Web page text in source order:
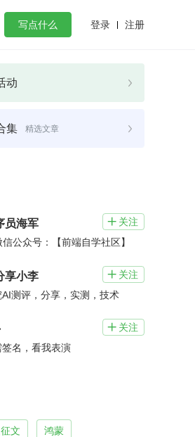
写点什么 登录 注册
动
集 精选文章
员海军  关注
信公众号：【前端自学社区】
享小李  关注
AI测评，分享，实测，技术
 关注
签名，看我表演
文 鸿蒙